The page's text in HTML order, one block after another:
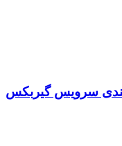
سرویس گیربکس